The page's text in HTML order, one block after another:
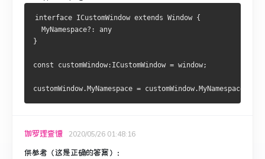
interface ICustomWindow extends Window {
MyNamespace?:
}
const customWindow: ICustomWindow = window;
customWindow. MyNamespace = customWindow. MyNamespace
伽罗理查德 2020/05/26 01:48:16
供参考（这是正确的答案）：